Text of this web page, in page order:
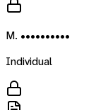
M. ••••••••••
Individual